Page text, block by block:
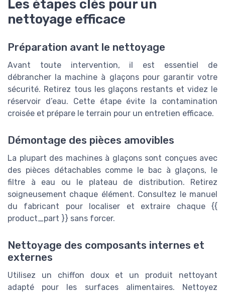
Les étapes clés pour un
nettoyage efficace
Préparation avant le nettoyage
Avant toute intervention, il est essentiel de
débrancher la machine à glaçons pour garantir votre
sécurité. Retirez tous les glaçons restants et videz le
réservoir d’eau. Cette étape évite la contamination
croisée et prépare le terrain pour un entretien efficace.
Démontage des pièces amovibles
La plupart des machines à glaçons sont conçues avec
des pièces détachables comme le bac à glaçons, le
filtre à eau ou le plateau de distribution. Retirez
soigneusement chaque élément. Consultez le manuel
du fabricant pour localiser et extraire chaque {{
product_part }} sans forcer.
Nettoyage des composants internes et
externes
Utilisez un chiffon doux et un produit nettoyant
adapté pour les surfaces alimentaires. Nettoyez